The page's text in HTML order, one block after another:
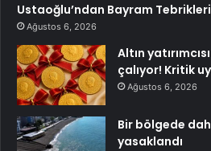
Ustaoğlu’ndan Bayram Tebrikleri
Ağustos 6, 2026
Altın
çalıyor! Kritik
Ağustos 6, 2026
Bir bölgede
yasaklandı